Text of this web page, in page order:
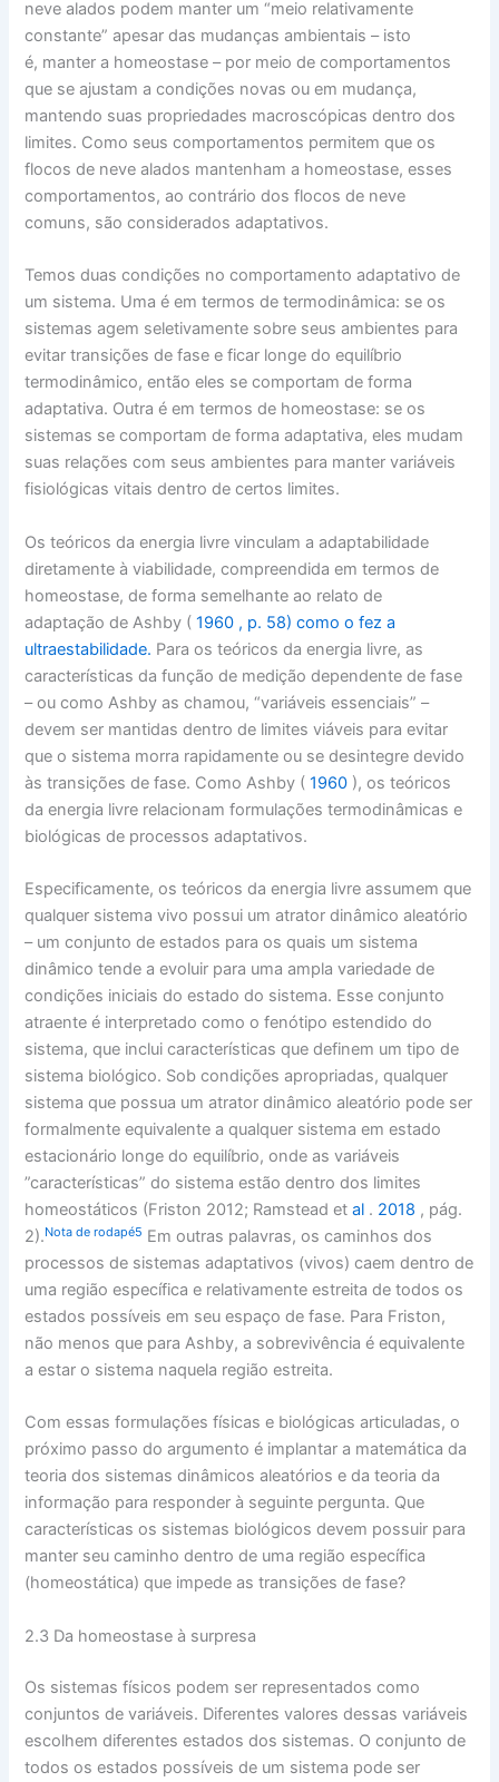
neve alados podem manter um “meio relativamente
constante” apesar das mudanças ambientais – isto
é, manter a homeostase – por meio de comportamentos
que se ajustam a condições novas ou em mudança,
mantendo suas propriedades macroscópicas dentro dos
limites. Como seus comportamentos permitem que os
flocos de neve alados mantenham a homeostase, esses
comportamentos, ao contrário dos flocos de neve
comuns, são considerados adaptativos.
Temos duas condições no comportamento adaptativo de
um sistema. Uma é em termos de termodinâmica: se os
sistemas agem seletivamente sobre seus ambientes para
evitar transições de fase e ficar longe do equilíbrio
termodinâmico, então eles se comportam de forma
adaptativa. Outra é em termos de homeostase: se os
sistemas se comportam de forma adaptativa, eles mudam
suas relações com seus ambientes para manter variáveis ​​
fisiológicas vitais dentro de certos limites.
Os teóricos da energia livre vinculam a adaptabilidade
diretamente à viabilidade, compreendida em termos de
homeostase, de forma semelhante ao relato de
adaptação de Ashby (1960 , p. 58) como o fez a
ultraestabilidade. Para os teóricos da energia livre, as
características da função de medição dependente de fase
– ou como Ashby as chamou, “variáveis ​​essenciais” –
devem ser mantidas dentro de limites viáveis ​​para evitar
que o sistema morra rapidamente ou se desintegre devido
às transições de fase. Como Ashby (1960 ), os teóricos
da energia livre relacionam formulações termodinâmicas e
biológicas de processos adaptativos.
Especificamente, os teóricos da energia livre assumem que
qualquer sistema vivo possui um atrator dinâmico aleatório
– um conjunto de estados para os quais um sistema
dinâmico tende a evoluir para uma ampla variedade de
condições iniciais do estado do sistema. Esse conjunto
atraente é interpretado como o fenótipo estendido do
sistema, que inclui características que definem um tipo de
sistema biológico. Sob condições apropriadas, qualquer
sistema que possua um atrator dinâmico aleatório pode ser
formalmente equivalente a qualquer sistema em estado
estacionário longe do equilíbrio, onde as variáveis ​​
”características” do sistema estão dentro dos limites
homeostáticos (Friston 2012; Ramstead etal . 2018 , pág.
2).Nota de rodapé5 Em outras palavras, os caminhos dos
processos de sistemas adaptativos (vivos) caem dentro de
uma região específica e relativamente estreita de todos os
estados possíveis em seu espaço de fase. Para Friston,
não menos que para Ashby, a sobrevivência é equivalente
a estar o sistema naquela região estreita.
Com essas formulações físicas e biológicas articuladas, o
próximo passo do argumento é implantar a matemática da
teoria dos sistemas dinâmicos aleatórios e da teoria da
informação para responder à seguinte pergunta. Que
características os sistemas biológicos devem possuir para
manter seu caminho dentro de uma região específica
(homeostática) que impede as transições de fase?
2.3 Da homeostase à surpresa
Os sistemas físicos podem ser representados como
conjuntos de variáveis. Diferentes valores dessas variáveis ​​
escolhem diferentes estados dos sistemas. O conjunto de
todos os estados possíveis de um sistema pode ser